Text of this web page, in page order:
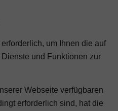
um Ihnen die auf
und Funktionen zur
Webseite verfügbaren
erforderlich sind, hat die